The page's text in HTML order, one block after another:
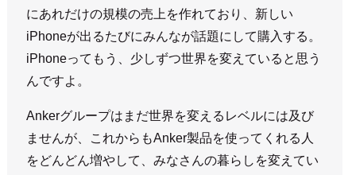
にあれだけの規模の売上を作れており、新しい
iPhoneが出るたびにみんなが話題にして購入する。
iPhoneってもう、少しずつ世界を変えていると思う
んですよ。
Ankerグループはまだ世界を変えるレベルには及び
ませんが、これからもAnker製品を使ってくれる人
をどんどん増やして、みなさんの暮らしを変えてい